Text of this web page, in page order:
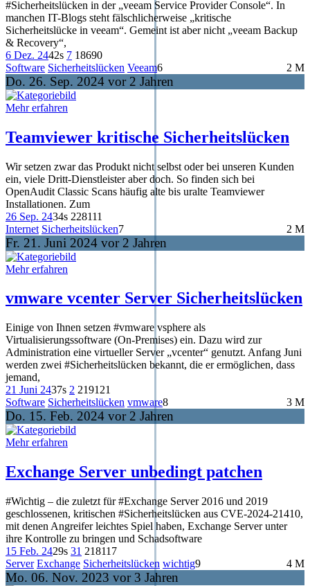
#Sicherheitslücken in der „veeam Service Provider Console“. In
manchen IT-Blogs steht fälschlicherweise „kritische
Sicherheitslücke in veeam“. Gemeint ist aber nicht „veeam Backup
& Recovery“,
6 Dez. 2442s 7 18690
Software Sicherheitslücken Veeam6 2 M
Do. 26. Sep. 2024 vor 2 Jahren
Mehr erfahren
Teamviewer kritische Sicherheitslücken
Wir setzen zwar das Produkt nicht selbst oder bei unseren Kunden
ein, viele Dritt-Dienstleister aber doch. So finden sich bei
OpenAudit Classic Scans häufig alte bis uralte Teamviewer
Installationen. Zum
26 Sep. 2434s 228111
Internet Sicherheitslücken7 2 M
Fr. 21. Juni 2024 vor 2 Jahren
Mehr erfahren
vmware vcenter Server Sicherheitslücken
Einige von Ihnen setzen #vmware vsphere als
Virtualisierungssoftware (On-Premises) ein. Dazu wird zur
Administration eine virtueller Server „vcenter“ genutzt. Anfang Juni
werden zwei #Sicherheitslücken bekannt, die er ermöglichen, dass
jemand,
21 Juni 2437s 2 219121
Software Sicherheitslücken vmware8 3 M
Do. 15. Feb. 2024 vor 2 Jahren
Mehr erfahren
Exchange Server unbedingt patchen
#Wichtig – die zuletzt für #Exchange Server 2016 und 2019
geschlossenen, kritischen #Sicherheitslücken aus CVE-2024-21410,
mit denen Angreifer leichtes Spiel haben, Exchange Server unter
ihre Kontrolle zu bringen und Schadsoftware
15 Feb. 2429s 31 218117
Server Exchange Sicherheitslücken wichtig9 4 M
Mo. 06. Nov. 2023 vor 3 Jahren